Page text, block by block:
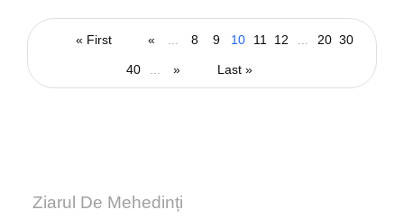
« First « 8 9 10 11 12 20 30
40 » Last »
Ziarul De Mehedinți